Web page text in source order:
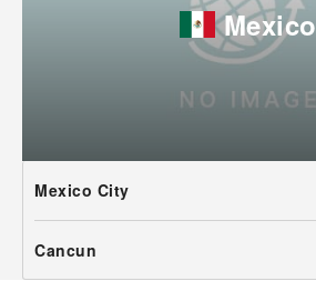
Mexico
Mexico City
Cancun